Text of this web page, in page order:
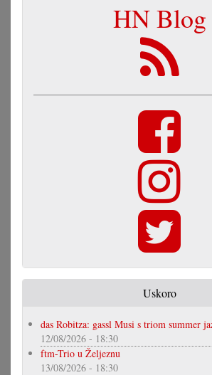
HN Blog
Uskoro
das Robitza: gassl Musi s triom summer
12/08/2026 - 18:30
ftm-Trio u Željeznu
13/08/2026 - 18:30